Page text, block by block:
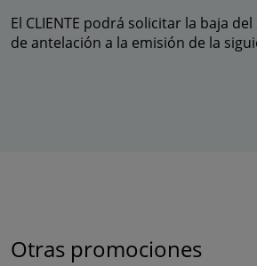
El CLIENTE podrá solicitar la baja
de antelación a la emisión de la
Otras promociones